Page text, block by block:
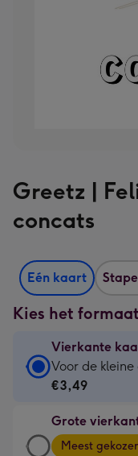
Greetz |
concats
Eén kaart
Kies het formaat
Vierkante
Vierkante
kaart
€3,49
-
Voor de kleine
€3,49
Grote
Grote
Meest